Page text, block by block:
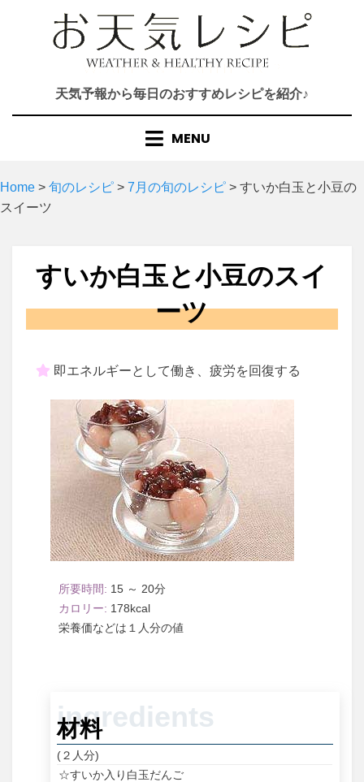
天気予報から毎日のおすすめレシピを紹介♪
MENU
Home > 旬のレシピ > 7月の旬のレシピ > すいか白玉と小豆の
スイーツ
すいか白玉と小豆のスイ
ーツ
即エネルギーとして働き、疲労を回復する
15 ～ 20
178
１人分
材料
(２人分)
☆すいか入り白玉だんご